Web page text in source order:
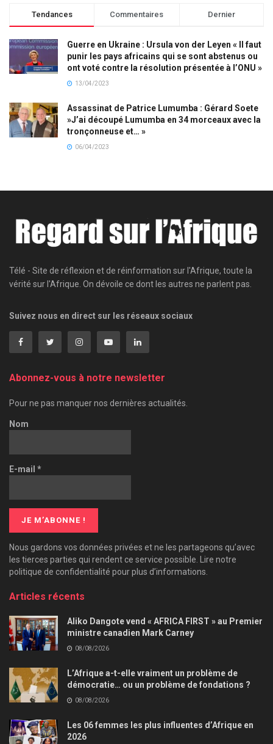
Tendances Commentaires Dernier
Guerre en Ukraine : Ursula von der Leyen « Il faut
punir les pays africains qui se sont abstenus ou
ont voté contre la résolution présentée à l’ONU »
13/04/2023
Assassinat de Patrice Lumumba : Gérard Soete
»J’ai découpé Lumumba en 34 morceaux avec la
tronçonneuse et… »
06/04/2023
Télé - Site de réflexion et de réinformation sur l'Afrique, toute la
vérité sur l'Afrique. On dévoile ce dont les autres ne parlent pas.
Suivez nous en direct sur les réseaux sociaux
Abonnez-vous à notre newsletter
Pour ne pas manquer nos dernières actualités.
Nom
E-mail *
Nous gardons vos données privées et ne les partageons qu’avec
les tierces parties qui rendent ce service possible. Lire notre
politique de confidentialité pour plus d’informations.
Articles récents
Aliko Dangote vend « AFRICA FIRST » au Premier
ministre canadien Mark Carney
08/08/2026
L’Afrique a-t-elle vraiment un problème de
démocratie… ou un problème de fondations ?
08/08/2026
Les 06 femmes les plus influentes d’Afrique en
2026